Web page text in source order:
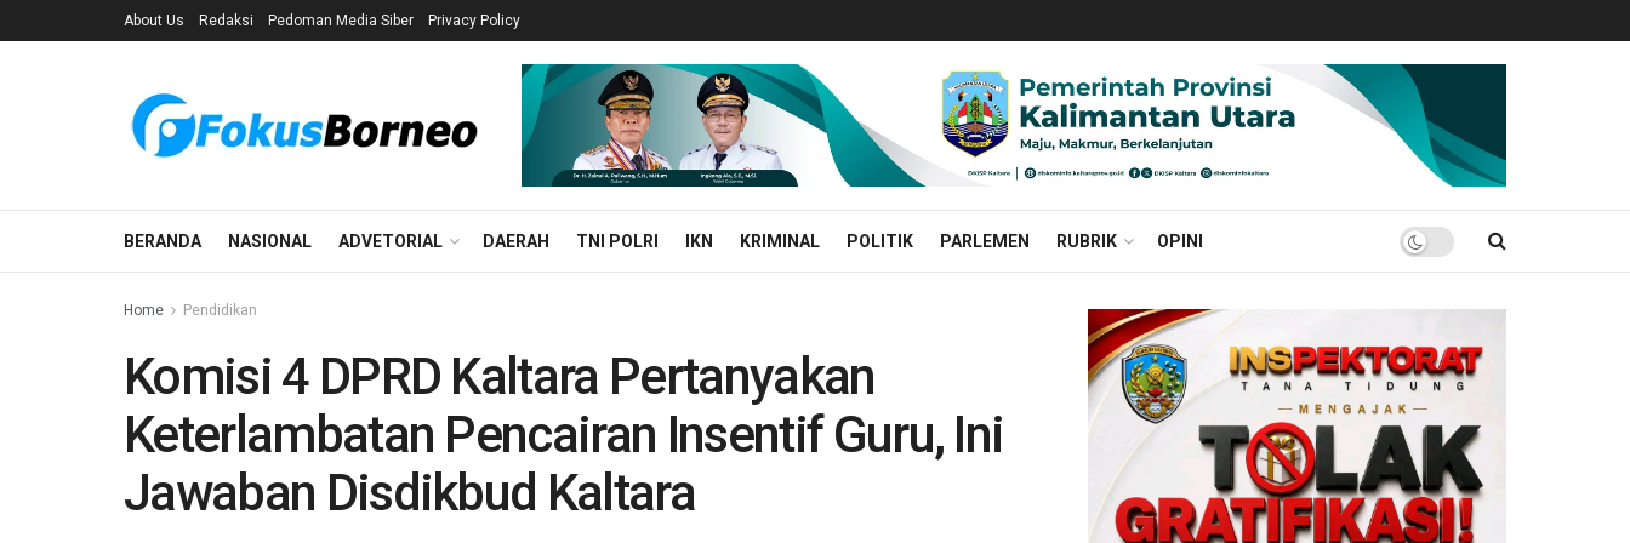
About Us Redaksi Pedoman Media Siber Privacy Policy
BERANDA NASIONAL ADVETORIAL DAERAH TNI POLRI IKN KRIMINAL POLITIK PARLEMEN RUBRIK OPINI
Home Pendidikan
Komisi 4 DPRD Kaltara Pertanyakan
Keterlambatan Pencairan Insentif Guru, Ini
Jawaban Disdikbud Kaltara